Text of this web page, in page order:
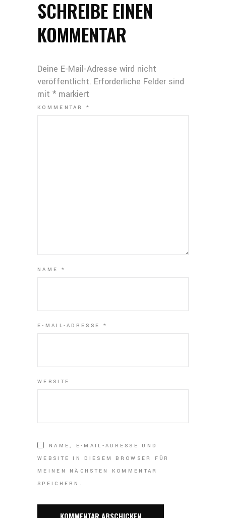
SCHREIBE EINEN
KOMMENTAR
Deine E-Mail-Adresse wird nicht
veröffentlicht. Erforderliche Felder sind
mit * markiert
KOMMENTAR*
NAME *
E-MAIL-ADRESSE *
WEBSITE
NAME, E-MAIL-ADRESSE UND
WEBSITE IN DIESEM BROWSER FÜR
MEINEN NÄCHSTEN KOMMENTAR
SPEICHERN.